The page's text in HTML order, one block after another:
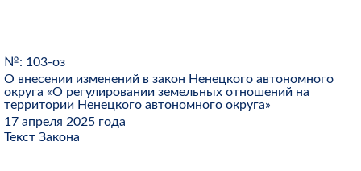
№: 103-оз
О внесении изменений в закон Ненецкого автономного
округа «О регулировании земельных отношений на
территории Ненецкого автономного округа»
17 апреля 2025 года
Текст Закона